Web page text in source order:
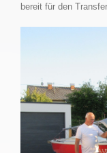
bereit für den